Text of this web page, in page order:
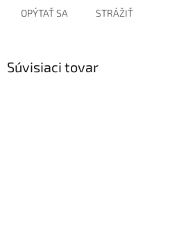
OPÝTAŤ SA STRÁŽIŤ
Súvisiaci tovar